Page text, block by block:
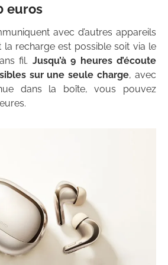
euros
avec d’autres appareils
la recharge est possible soit via le
fil. Jusqu’à 9 heures d’écoute
sur une seule charge, avec
dans la boîte, vous pouvez